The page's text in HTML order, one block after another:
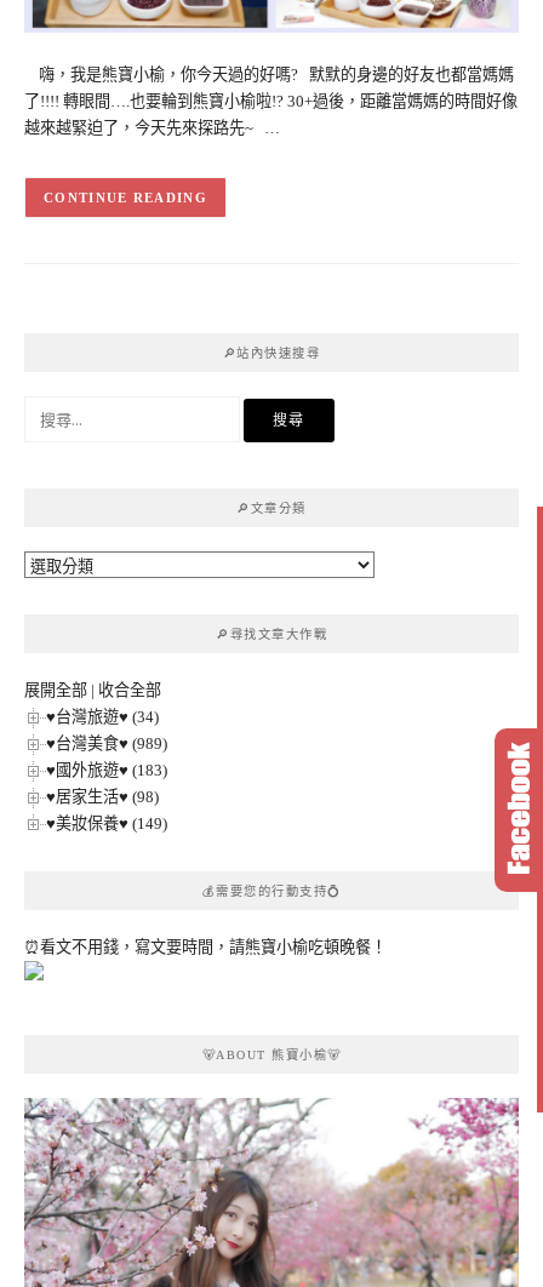
嗨，我是熊寶小榆，你今天過的好嗎? 默默的身邊的好友也都當媽媽
了!!!! 轉眼間….也要輪到熊寶小榆啦!? 30+過後，距離當媽媽的時間好像
越來越緊迫了，今天先來探路先~ …
CONTINUE READING
🔎站內快速搜尋
🔎文章分類
🔎
🔎尋找文章大作戰
展開全部 | 收合全部
♥台灣旅遊♥ (34)
♥台灣美食♥ (989)
♥國外旅遊♥ (183)
♥居家生活♥ (98)
♥美妝保養♥ (149)
💰需要您的行動支持💍
⏰看文不用錢，寫文要時間，請熊寶小榆吃頓晚餐！
🐻ABOUT 熊寶小榆🐻